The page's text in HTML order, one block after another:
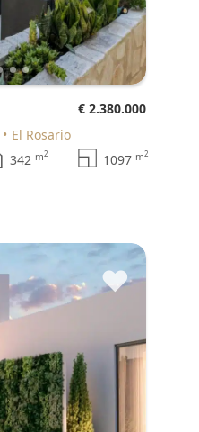
€ 2.380.000
El Rosario
342 m2 1097 m2
♥